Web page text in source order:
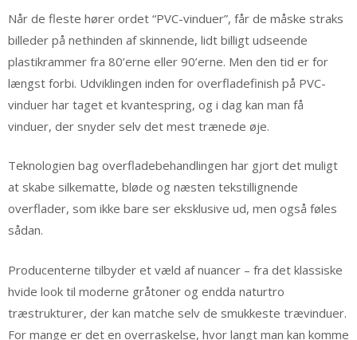
Når de fleste hører ordet “PVC-vinduer”, får de måske straks
billeder på nethinden af skinnende, lidt billigt udseende
plastikrammer fra 80’erne eller 90’erne. Men den tid er for
længst forbi. Udviklingen inden for overfladefinish på PVC-
vinduer har taget et kvantespring, og i dag kan man få
vinduer, der snyder selv det mest trænede øje.
Teknologien bag overfladebehandlingen har gjort det muligt
at skabe silkematte, bløde og næsten tekstillignende
overflader, som ikke bare ser eksklusive ud, men også føles
sådan.
Producenterne tilbyder et væld af nuancer – fra det klassiske
hvide look til moderne gråtoner og endda naturtro
træstrukturer, der kan matche selv de smukkeste trævinduer.
For mange er det en overraskelse, hvor langt man kan komme